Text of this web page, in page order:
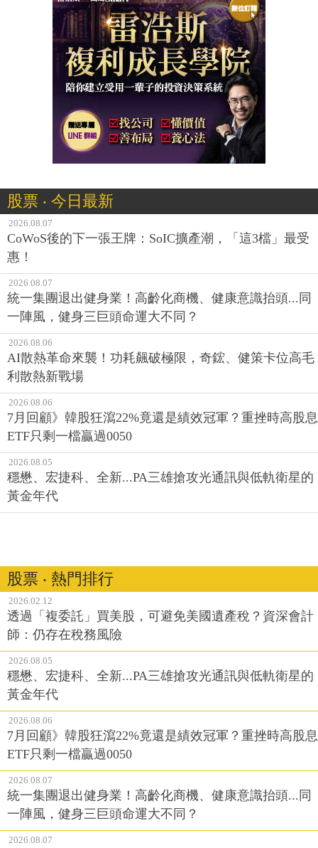
股票 ‧ 今日最新
2026.08.07
CoWoS後的下一張王牌：SoIC擴產潮，「這3檔」最受
惠！
2026.08.07
統一集團退出健身業！高齡化商機、健康意識抬頭...同
一陣風，健身三巨頭命運大不同？
2026.08.06
AI散熱革命來襲！功耗飆破極限，奇鋐、健策卡位高毛
利散熱新戰場
2026.08.06
7月回顧》韓股狂瀉22%竟還是績效冠軍？重挫時高股息
ETF只剩一檔贏過0050
2026.08.05
穩懋、宏捷科、全新...PA三雄搶攻光通訊與低軌衛星的
黃金年代
股票 ‧ 熱門排行
2026.02.12
透過「複委託」買美股，可避免美國遺產稅？資深會計
師：仍存在稅務風險
2026.08.05
穩懋、宏捷科、全新...PA三雄搶攻光通訊與低軌衛星的
黃金年代
2026.08.06
7月回顧》韓股狂瀉22%竟還是績效冠軍？重挫時高股息
ETF只剩一檔贏過0050
2026.08.07
統一集團退出健身業！高齡化商機、健康意識抬頭...同
一陣風，健身三巨頭命運大不同？
2026.08.07